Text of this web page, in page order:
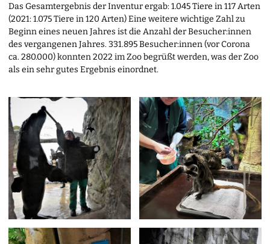
Das Gesamtergebnis der Inventur ergab: 1.045 Tiere in 117 Arten
(2021: 1.075 Tiere in 120 Arten) Eine weitere wichtige Zahl zu
Beginn eines neuen Jahres ist die Anzahl der Besucher:innen
des vergangenen Jahres. 331.895 Besucher:innen (vor Corona
ca. 280.000) konnten 2022 im Zoo begrüßt werden, was der Zoo
als ein sehr gutes Ergebnis einordnet.